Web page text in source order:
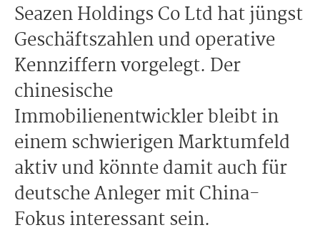
Seazen Holdings Co Ltd hat jüngst
Geschäftszahlen und operative
Kennziffern vorgelegt. Der
chinesische
Immobilienentwickler bleibt in
einem schwierigen Marktumfeld
aktiv und könnte damit auch für
deutsche Anleger mit China-
Fokus interessant sein.